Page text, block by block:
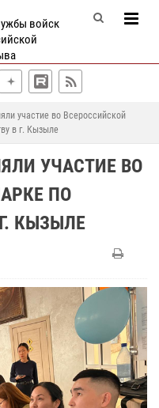
войск
участие во Всероссийской
в г. Кызыле
УЧАСТИЕ ВО
ПО
КЫЗЫЛЕ